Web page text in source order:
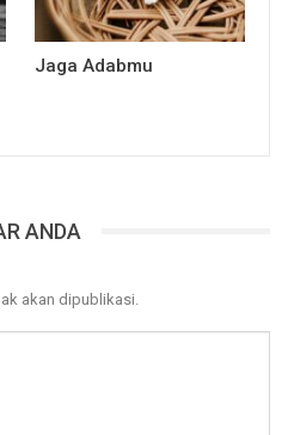
Jaga Adabmu
ANDA
akan dipublikasi.